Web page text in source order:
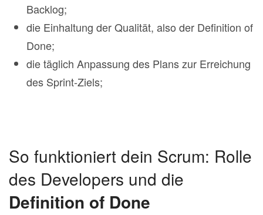
Backlog;
die Einhaltung der Qualität, also der Definition of
Done;
die täglich Anpassung des Plans zur Erreichung
des Sprint‐Ziels;
So funktioniert dein Scrum: Rolle
des Developers und die
Definition of Done